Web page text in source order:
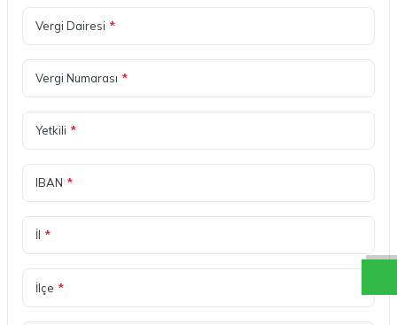
Vergi Dairesi *
Vergi Numarası *
Yetkili *
IBAN *
İl *
İlçe *